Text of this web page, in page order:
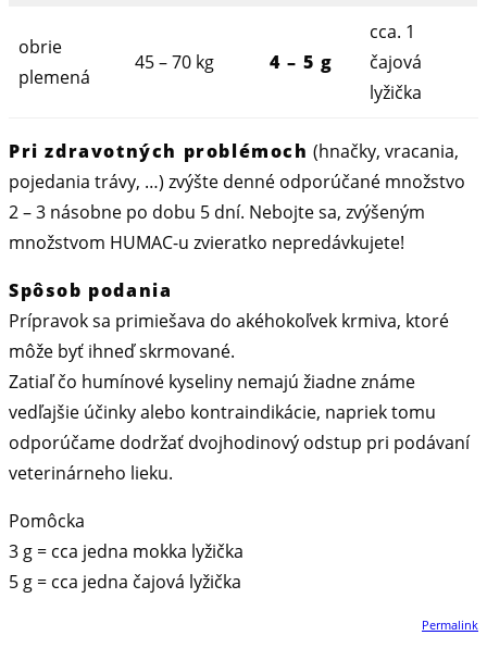
obrie
plemená
45 – 70 kg 4 – 5 g
cca. 1
čajová
lyžička
Pri zdravotných problémoch (hnačky, vracania,
pojedania trávy, …) zvýšte denné odporúčané množstvo
2 – 3 násobne po dobu 5 dní. Nebojte sa, zvýšeným
množstvom HUMAC-u zvieratko nepredávkujete!
Spôsob podania
Prípravok sa primiešava do akéhokoľvek krmiva, ktoré
môže byť ihneď skrmované.
Zatiaľ čo humínové kyseliny nemajú žiadne známe
vedľajšie účinky alebo kontraindikácie, napriek tomu
odporúčame dodržať dvojhodinový odstup pri podávaní
veterinárneho lieku.
Pomôcka
3 g = cca jedna mokka lyžička
5 g = cca jedna čajová lyžička
Permalink